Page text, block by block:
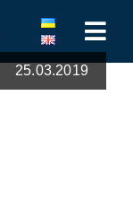
25.03.2019